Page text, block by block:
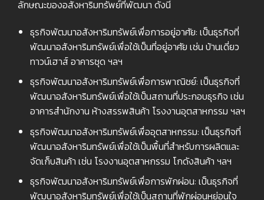
ลักษณะของอสังหาริมทรัพย์ที่พัฒนา ดังนี้
ธุรกิจพัฒนาอสังหาริมทรัพย์เพื่อการอยู่อาศัย: เป็นธุรกิจที่
พัฒนาอสังหาริมทรัพย์เพื่อใช้เป็นที่อยู่อาศัย เช่น บ้านเดี่ยว
ทาวน์เฮาส์ อาคารชุด ฯลฯ
ธุรกิจพัฒนาอสังหาริมทรัพย์เพื่อการพาณิชย์: เป็นธุรกิจที่
พัฒนาอสังหาริมทรัพย์เพื่อใช้เป็นสถานที่ประกอบธุรกิจ เช่น
อาคารสำนักงาน ห้างสรรพสินค้า โรงงานอุตสาหกรรม ฯลฯ
ธุรกิจพัฒนาอสังหาริมทรัพย์เพื่ออุตสาหกรรม: เป็นธุรกิจที่
พัฒนาอสังหาริมทรัพย์เพื่อใช้เป็นพื้นที่สำหรับการผลิตและ
จัดเก็บสินค้า เช่น โรงงานอุตสาหกรรม โกดังสินค้า ฯลฯ
ธุรกิจพัฒนาอสังหาริมทรัพย์เพื่อการพักผ่อน: เป็นธุรกิจที่
พัฒนาอสังหาริมทรัพย์เพื่อใช้เป็นสถานที่พักผ่อนหย่อนใจ